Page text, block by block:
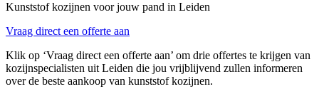
Kunststof kozijnen voor jouw pand in Leiden
Vraag direct een offerte aan
Klik op ‘Vraag direct een offerte aan’ om drie offertes te krijgen van
kozijnspecialisten uit Leiden die jou vrijblijvend zullen informeren
over de beste aankoop van kunststof kozijnen.